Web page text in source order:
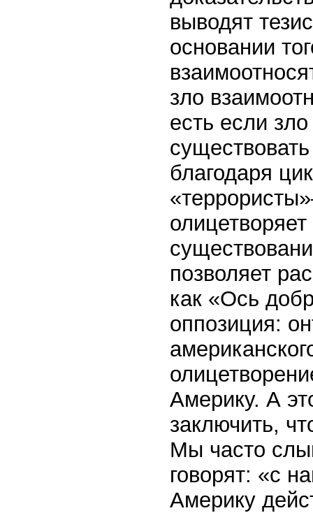
выводят
основании
зло
есть если
благодаря
позволяет
как «Ось
оппозиция:
Америку. А
заключить,
Мы часто
говорят: «с
Америку